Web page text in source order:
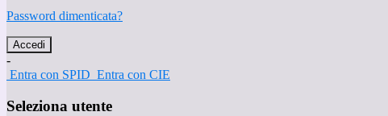
Password dimenticata?
-
Entra con SPID Entra con CIE
Seleziona utente